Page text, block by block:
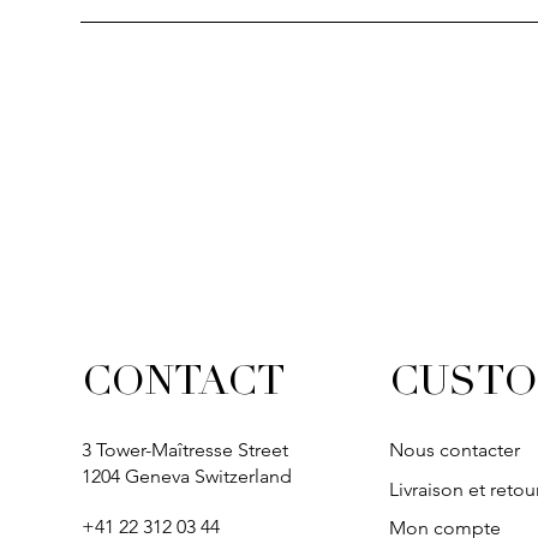
CONTACT
3 Tower-Maîtresse Street
1204 Geneva Switzerland
+41 22 312 03 44
Nous contacter
Livraison et
Mon compte